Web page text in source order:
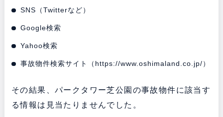
SNS（Twitterなど）
Google検索
Yahoo検索
事故物件検索サイト（ https://www.oshimaland.co.jp/）
その結果、パークタワー芝公園の事故物件に該当す
る情報は見当たりませんでした。